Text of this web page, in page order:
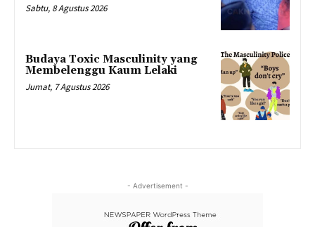
Sabtu, 8 Agustus 2026
Budaya Toxic Masculinity yang
Membelenggu Kaum Lelaki
Jumat, 7 Agustus 2026
- Advertisement -